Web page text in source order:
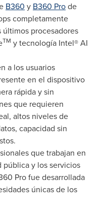
B360 y B360 Prode
completamente
últimos procesadores
TM y tecnología Intel® AI
a los usuarios
en el dispositivo
rápida y sin
que requieren
altos niveles de
capacidad sin
que trabajan en
pública y los servicios
Pro fue desarrollada
únicas de los